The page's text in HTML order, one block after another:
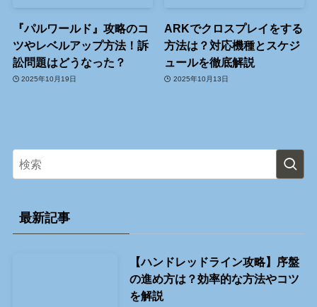
『パルワールド』攻略のコ
ツやレベルアップ方法！訴
訟問題はどうなった？
2025年10月19日
ARKでクロスプレイをする
方法は？対応機種とスケジ
ュールを徹底解説
2025年10月13日
最新記事
【ハンドレッドライン攻略】序盤
の進め方は？効率的な方法やコツ
を解説